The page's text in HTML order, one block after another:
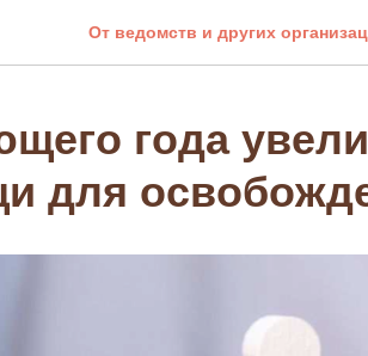
От ведомств и других
года
для